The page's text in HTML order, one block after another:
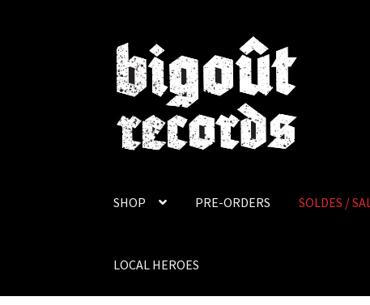
Skip
to
navigation
Skip
to
content
SHOP PRE-ORDERS SOLDES /
LOCAL HEROES